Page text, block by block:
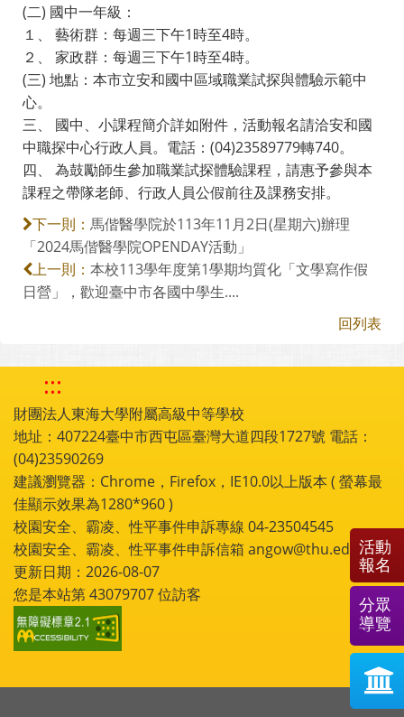
(二) 國中一年級：
１、 藝術群：每週三下午1時至4時。
２、 家政群：每週三下午1時至4時。
(三) 地點：本市立安和國中區域職業試探與體驗示範中
心。
三、 國中、小課程簡介詳如附件，活動報名請洽安和國
中職探中心行政人員。電話：(04)23589779轉740。
四、 為鼓勵師生參加職業試探體驗課程，請惠予參與本
課程之帶隊老師、行政人員公假前往及課務安排。
下一則： 馬偕醫學院於113年11月2日(星期六)辦理
「2024馬偕醫學院OPENDAY活動」
上一則： 本校113學年度第1學期均質化「文學寫作假
日營」，歡迎臺中市各國中學生....
回列表
:::
財團法人東海大學附屬高級中等學校
地址：407224臺中市西屯區臺灣大道四段1727號 電話：
(04)23590269
建議瀏覽器：Chrome，Firefox，IE10.0以上版本 ( 螢幕最
佳顯示效果為1280*960 )
校園安全、霸凌、性平事件申訴專線 04-23504545
校園安全、霸凌、性平事件申訴信箱 angow@thu.edu.tw
更新日期：2026-08-07
您是本站第43079707位訪客
活動
報名
分眾
導覽